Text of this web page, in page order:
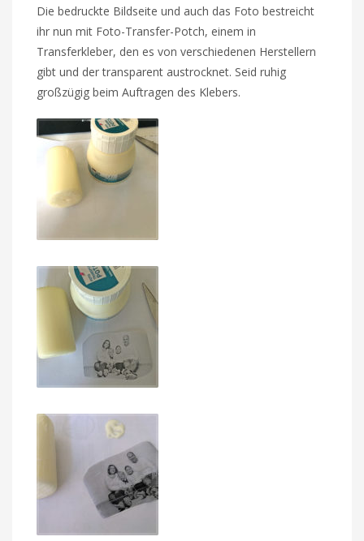
Die bedruckte Bildseite und auch das Foto bestreicht
ihr nun mit Foto-Transfer-Potch, einem in
Transferkleber, den es von verschiedenen Herstellern
gibt und der transparent austrocknet. Seid ruhig
großzügig beim Auftragen des Klebers.